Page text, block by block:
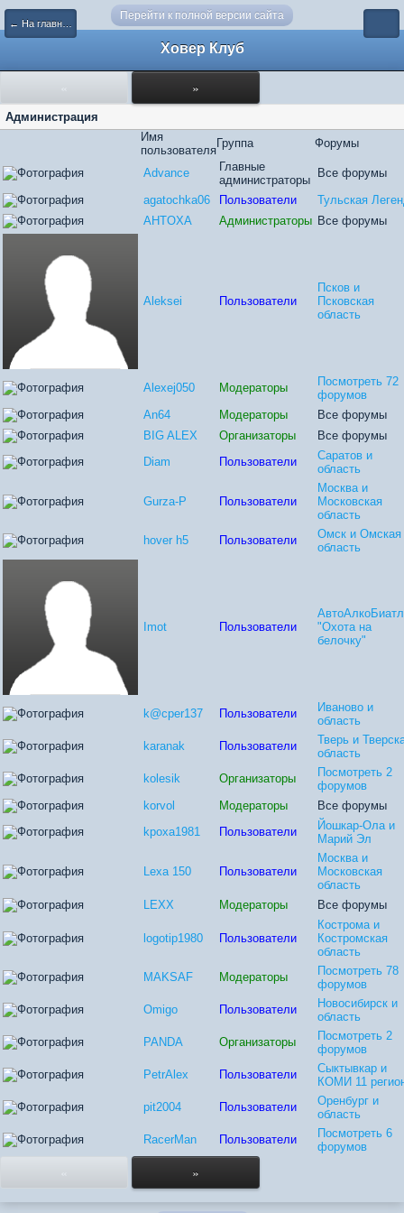
Перейти к полной версии сайта
← На главную
Ховер Клуб
»
Администрация
Имя
пользователя
Группа Форумы
Advance
Главные
администраторы
Все форумы
agatochka06
Пользователи
Тульская
AHTOXA
Администраторы Все форумы
Aleksei Пользователи
Псков и
Псковская
область
Alexej050 Модераторы
Посмотреть 72
форумов
An64
Модераторы
Все форумы
BIG ALEX
Организаторы
Все форумы
Diam
Пользователи
Саратов и
область
Gurza-P Пользователи
Москва и
Московская
область
hover h5
Пользователи
Омск и Омская
область
Imot Пользователи
"Охота на
белочку"
k@cper137 Пользователи
Иваново и
область
karanak
Пользователи
Тверь и
область
kolesik
Организаторы
Посмотреть 2
форумов
korvol
Модераторы
Все форумы
kpoxa1981
Пользователи
Йошкар-Ола и
Марий Эл
Lexa 150 Пользователи
Москва и
Московская
область
LEXX
Модераторы Все форумы
logotip1980 Пользователи
Кострома и
Костромская
область
MAKSAF
Модераторы
Посмотреть 78
форумов
Omigo
Пользователи
Новосибирск и
область
PANDA
Организаторы
Посмотреть 2
форумов
PetrAlex
Пользователи
Сыктывкар и
КОМИ 11
pit2004
Пользователи
Оренбург и
область
RacerMan
Пользователи
Посмотреть 6
форумов
»